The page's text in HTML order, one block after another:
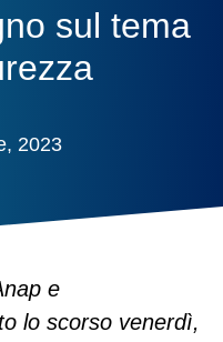
sul tema
2023
e
lo scorso venerdì,